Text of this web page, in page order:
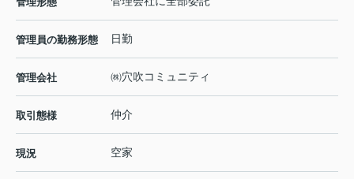
管理員の勤務形態 日勤
管理会社 ㈱穴吹コミュニティ
取引態様 仲介
現況 空家